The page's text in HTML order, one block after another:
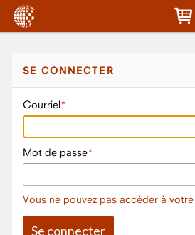
SE CONNECTER
Courriel
Mot de passe
Vous ne pouvez pas accéder à